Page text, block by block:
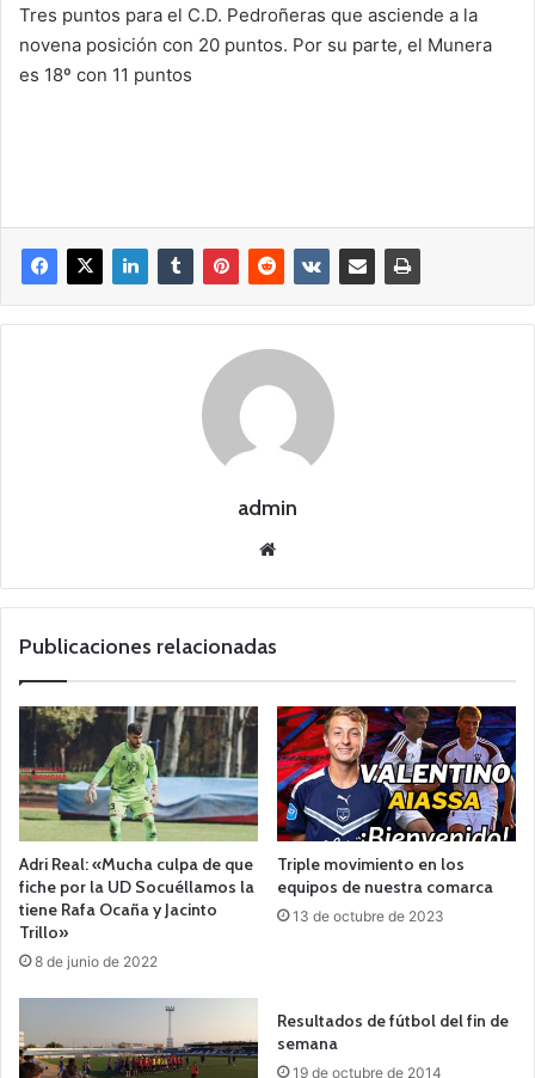
Tres puntos para el C.D. Pedroñeras que asciende a la
novena posición con 20 puntos. Por su parte, el Munera
es 18º con 11 puntos
admin
we
Publicaciones relacionadas
Adri Real: «Mucha culpa de que
fiche por la UD Socuéllamos la
tiene Rafa Ocaña y Jacinto
Trillo»
8 de junio de 2022
Triple movimiento en los
equipos de nuestra comarca
13 de octubre de 2023
Resultados de fútbol del fin de
semana
19 de octubre de 2014